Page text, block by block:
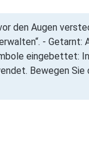
den Augen
- Getarnt:
eingebettet:
Bewegen Sie